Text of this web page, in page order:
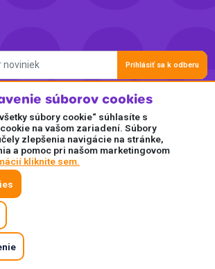
Prihlásiť sa k odberu
osobných údajov a so zasielaním
účely a oboznámil som sa so
údajov.
online.
súborov cookies
súbory cookie“ súhlasíte s
na vašom zariadení. Súbory
zlepšenia navigácie na stránke,
a pomoc pri našom marketingovom
kliknite sem.